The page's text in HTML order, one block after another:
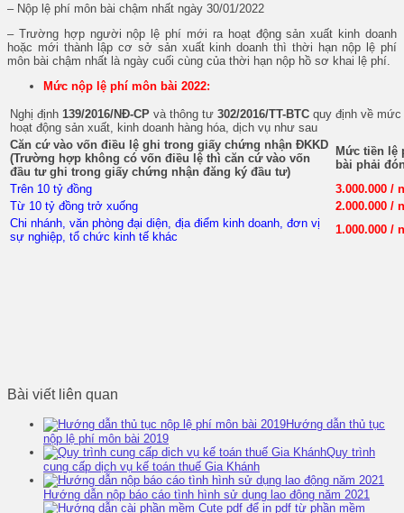
– Nộp lệ phí môn bài chậm nhất ngày 30/01/2022
– Trường hợp người nộp lệ phí mới ra hoạt động sản xuất kinh doanh
hoặc mới thành lập cơ sở sản xuất kinh doanh thì thời hạn nộp lệ phí
môn bài chậm nhất là ngày cuối cùng của thời hạn nộp hồ sơ khai lệ phí.
Mức nộp lệ phí môn bài 2022:
Nghị định 139/2016/NĐ-CP và thông tư 302/2016/TT-BTC quy định về
hoạt động sản xuất, kinh doanh hàng hóa, dịch vụ như sau
Căn cứ vào vốn điều lệ ghi trong giấy chứng nhận ĐKKD
(Trường hợp không có vốn điều lệ thì căn cứ vào vốn
đầu tư ghi trong giấy chứng nhận đăng ký đầu tư)
Mức tiền lệ
bài phải
Trên 10 tỷ đồng
3.000.000 /
Từ 10 tỷ đồng trở xuống
2.000.000 /
Chi nhánh, văn phòng đại diện, địa điểm kinh doanh, đơn vị
sự nghiệp, tổ chức kinh tế khác
1.000.000 /
Bài viết liên quan
Hướng dẫn thủ tục
nộp lệ phí môn bài 2019
Quy trình
cung cấp dịch vụ kế toán thuế Gia Khánh
Hướng dẫn nộp báo cáo tình hình sử dụng lao động năm 2021